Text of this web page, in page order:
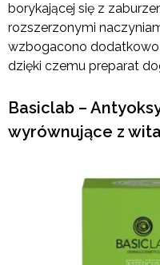
borykającej się z
rozszerzonymi
wzbogacono dodatkowo
dzięki czemu preparat
Basiclab –
wyrównujące z